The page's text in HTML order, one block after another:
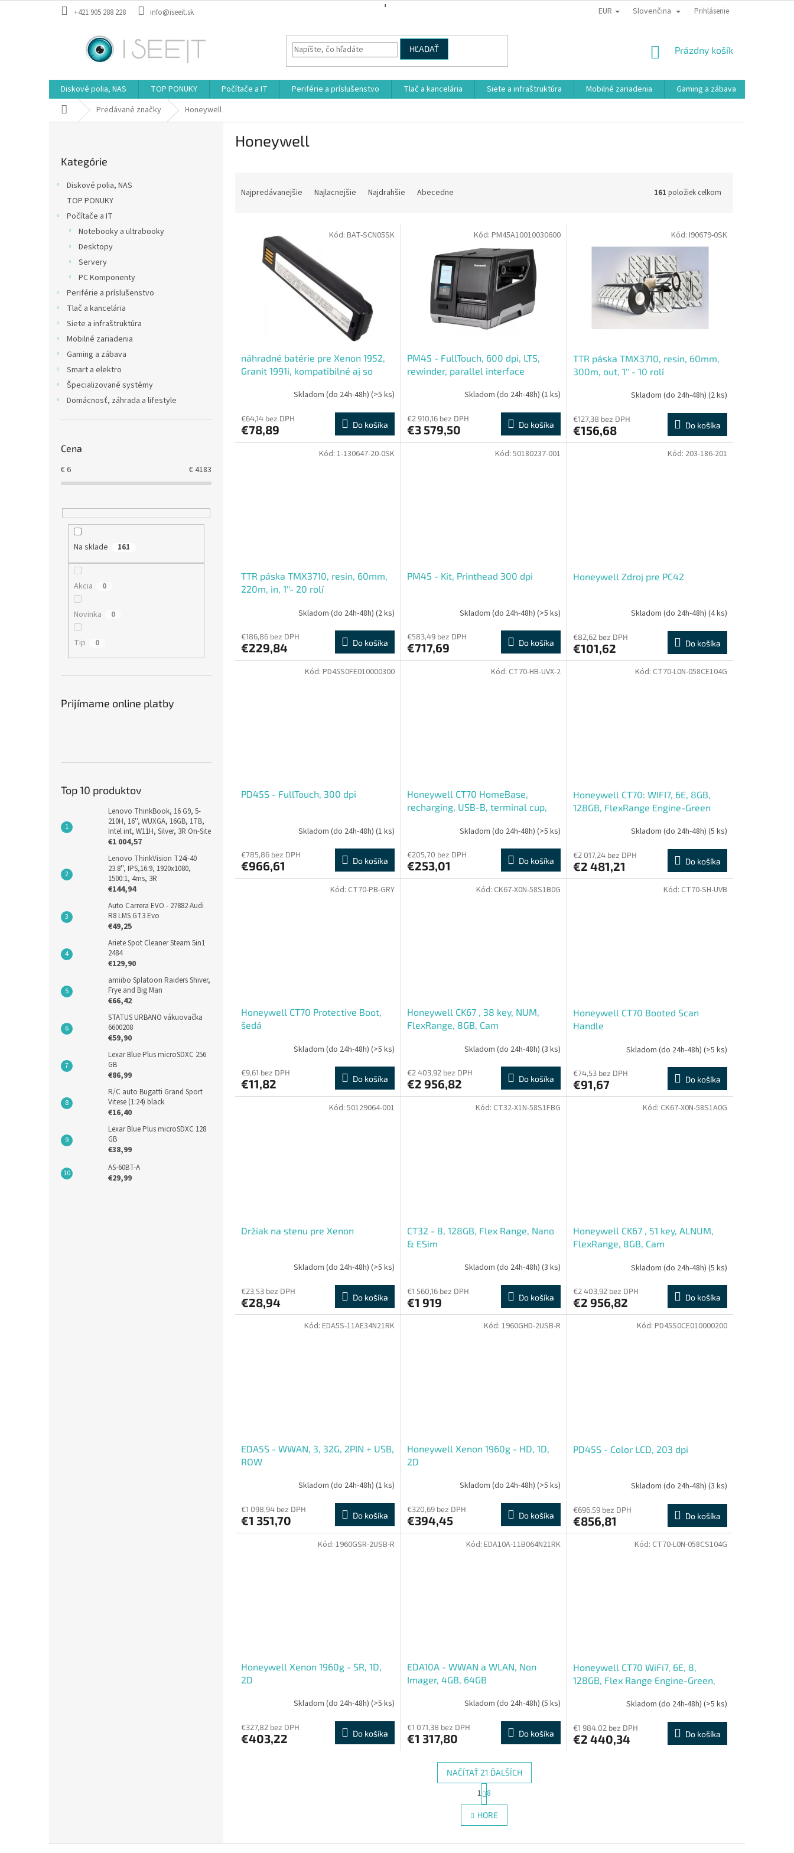
+421 905 288 228 info@iseeit.sk EUR Slovenčina Prihlásenie
HĽADAŤ
NÁKUPNÝ
Prázdny košík
Diskové polia, NAS TOP PONUKY Počítače a IT Periférie a príslušenstvo Tlač a kancelária Siete a infraštruktúra Mobilné zariadenia Gaming a zábava
DomovPredávané značky Honeywell
kategórie
Kategórie
Diskové polia, NAS
TOP PONUKY
Počítače a IT
Notebooky a ultrabooky
Desktopy
Servery
PC Komponenty
Periférie a príslušenstvo
Tlač a kancelária
Siete a infraštruktúra
Mobilné zariadenia
Gaming a zábava
Smart a elektro
Špecializované systémy
Domácnosť, záhrada a lifestyle
Cena
€6 €4183
Na sklade 161
Akcia 0
Novinka 0
Tip 0
Prijímame online platby
Top 10 produktov
Lenovo ThinkBook, 16 G9, 5-
210H, 16'', WUXGA, 16GB, 1TB,
Intel int, W11H, Silver, 3R On-Site
€1 004,57
Lenovo ThinkVision T24i-40
23.8'', IPS,16:9, 1920x1080,
1500:1, 4ms, 3R
€144,94
Auto Carrera EVO - 27882 Audi
R8 LMS GT3 Evo
€49,25
Ariete Spot Cleaner Steam 5in1
2484
€129,90
amiibo Splatoon Raiders Shiver,
Frye and Big Man
€66,42
STATUS URBANO vákuovačka
6600208
€59,90
Lexar Blue Plus microSDXC 256
GB
€86,99
R/C auto Bugatti Grand Sport
Vitese (1:24) black
€16,40
Lexar Blue Plus microSDXC 128
GB
€38,99
AS-60BT-A
€29,99
Honeywell
Najpredávanejšie Najlacnejšie Najdrahšie Abecedne 161 položiek celkom
náhradné batérie pre Xenon 1952,
Granit 1991i, kompatibilné aj so
Skladom (do 24h-48h) (>5 ks)
€64,14 bez DPH
€78,89 Do košíka
Kód: BAT-SCN05SK
PM45 - FullTouch, 600 dpi, LTS,
rewinder, parallel interface
Skladom (do 24h-48h) (1 ks)
€2 910,16 bez DPH
€3 579,50 Do košíka
Kód: PM45A10010030600
TTR páska TMX3710, resin, 60mm,
300m, out, 1'' - 10 rolí
Skladom (do 24h-48h) (2 ks)
€127,38 bez DPH
€156,68 Do košíka
Kód: I90679-0SK
TTR páska TMX3710, resin, 60mm,
220m, in, 1''- 20 rolí
Skladom (do 24h-48h) (2 ks)
€186,86 bez DPH
€229,84 Do košíka
Kód: 1-130647-20-0SK
PM45 - Kit, Printhead 300 dpi
Skladom (do 24h-48h) (>5 ks)
€583,49 bez DPH
€717,69 Do košíka
Kód: 50180237-001
Honeywell Zdroj pre PC42
Skladom (do 24h-48h) (4 ks)
€82,62 bez DPH
€101,62 Do košíka
Kód: 203-186-201
PD45S - FullTouch, 300 dpi
Skladom (do 24h-48h) (1 ks)
€785,86 bez DPH
€966,61 Do košíka
Kód: PD45S0FE010000300
Honeywell CT70 HomeBase,
recharging, USB-B, terminal cup,
inc.Power CordSkladom (do 24h-48h) (>5 ks)
€205,70 bez DPH
€253,01 Do košíka
Kód: CT70-HB-UVX-2
Honeywell CT70: WIFI7, 6E, 8GB,
128GB, FlexRange Engine-Green
Skladom (do 24h-48h) (5 ks)
€2 017,24 bez DPH
€2 481,21 Do košíka
Kód: CT70-L0N-058CE104G
Honeywell CT70 Protective Boot,
šedá
Skladom (do 24h-48h) (>5 ks)
€9,61 bez DPH
€11,82 Do košíka
Kód: CT70-PB-GRY
Honeywell CK67 , 38 key, NUM,
FlexRange, 8GB, Cam
Skladom (do 24h-48h) (3 ks)
€2 403,92 bez DPH
€2 956,82 Do košíka
Kód: CK67-X0N-58S1B0G
Honeywell CT70 Booted Scan
Handle
Skladom (do 24h-48h) (>5 ks)
€74,53 bez DPH
€91,67 Do košíka
Kód: CT70-SH-UVB
Držiak na stenu pre Xenon
Skladom (do 24h-48h) (>5 ks)
€23,53 bez DPH
€28,94 Do košíka
Kód: 50129064-001
CT32 - 8, 128GB, Flex Range, Nano
& ESim
Skladom (do 24h-48h) (3 ks)
€1 560,16 bez DPH
€1 919 Do košíka
Kód: CT32-X1N-58S1FBG
Honeywell CK67 , 51 key, ALNUM,
FlexRange, 8GB, Cam
Skladom (do 24h-48h) (5 ks)
€2 403,92 bez DPH
€2 956,82 Do košíka
Kód: CK67-X0N-58S1A0G
EDA5S - WWAN, 3, 32G, 2PIN + USB,
ROW
Skladom (do 24h-48h) (1 ks)
€1 098,94 bez DPH
€1 351,70 Do košíka
Kód: EDA5S-11AE34N21RK
Honeywell Xenon 1960g - HD, 1D,
2D
Skladom (do 24h-48h) (>5 ks)
€320,69 bez DPH
€394,45 Do košíka
Kód: 1960GHD-2USB-R
PD45S - Color LCD, 203 dpi
Skladom (do 24h-48h) (3 ks)
€696,59 bez DPH
€856,81 Do košíka
Kód: PD45S0CE010000200
Honeywell Xenon 1960g - SR, 1D,
2D
Skladom (do 24h-48h) (>5 ks)
€327,82 bez DPH
€403,22 Do košíka
Kód: 1960GSR-2USB-R
EDA10A - WWAN a WLAN, Non
Imager, 4GB, 64GB
Skladom (do 24h-48h) (5 ks)
€1 071,38 bez DPH
€1 317,80 Do košíka
Kód: EDA10A-11B064N21RK
Honeywell CT70 WiFi7, 6E, 8,
128GB, Flex Range Engine-Green,
Skladom (do 24h-48h) (>5 ks)
€1 984,02 bez DPH
€2 440,34 Do košíka
Kód: CT70-L0N-058CS104G
O
v
l
d
NAČÍTAŤ 21 ĎALŠÍCH
S
t
r
á
n
1 8
HORE